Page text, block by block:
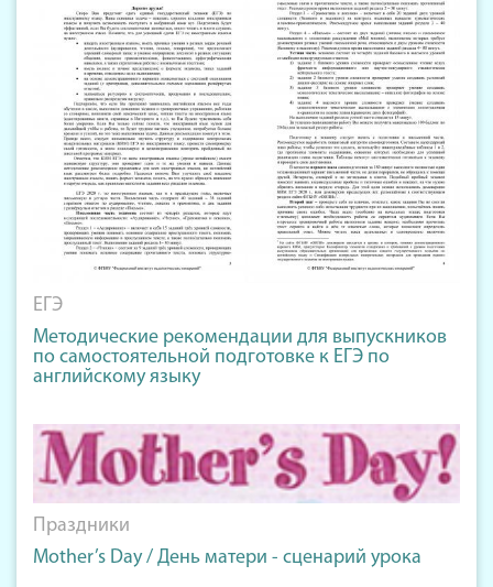
ЕГЭ
Методические рекомендации для выпускников
по самостоятельной подготовке к ЕГЭ по
английскому языку
Праздники
Mother’s Day / День матери - сценарий урока